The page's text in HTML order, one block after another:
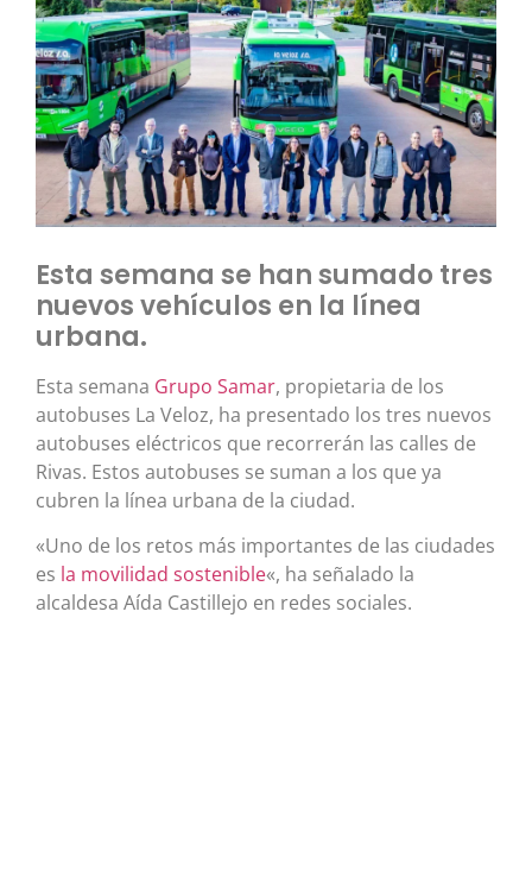
Esta semana se han sumado tres
nuevos vehículos en la línea
urbana.
Esta semana Grupo Samar, propietaria de los
autobuses La Veloz, ha presentado los tres nuevos
autobuses eléctricos que recorrerán las calles de
Rivas. Estos autobuses se suman a los que ya
cubren la línea urbana de la ciudad.
«Uno de los retos más importantes de las ciudades
es la movilidad sostenible«, ha señalado la
alcaldesa Aída Castillejo en redes sociales.